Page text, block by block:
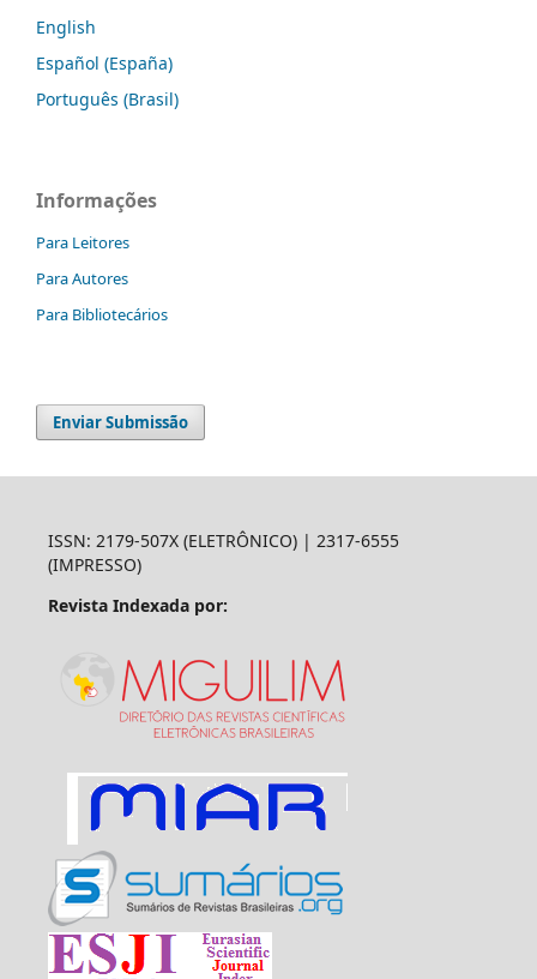
English
Español (España)
Português (Brasil)
Informações
Para Leitores
Para Autores
Para Bibliotecários
Enviar Submissão
ISSN: 2179-507X (ELETRÔNICO) | 2317-6555
(IMPRESSO)
Revista Indexada por: